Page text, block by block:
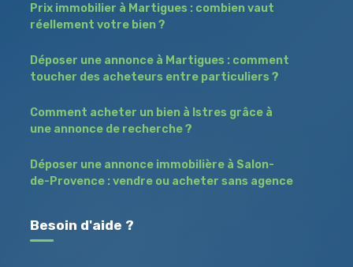
Prix immobilier à Martigues : combien vaut
réellement votre bien ?
Déposer une annonce à Martigues : comment
toucher des acheteurs entre particuliers ?
Comment acheter un bien à Istres grâce à
une annonce de recherche ?
Déposer une annonce immobilière à Salon-
de-Provence : vendre ou acheter sans agence
Besoin d'aide ?